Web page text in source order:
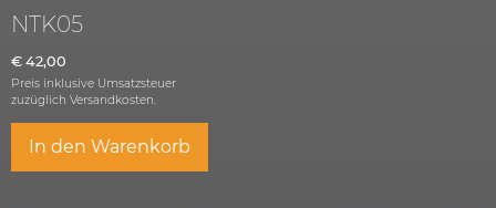
NTK05
€ 42,00
Preis inklusive Umsatzsteuer
zuzüglich Versandkosten.
In den Warenkorb